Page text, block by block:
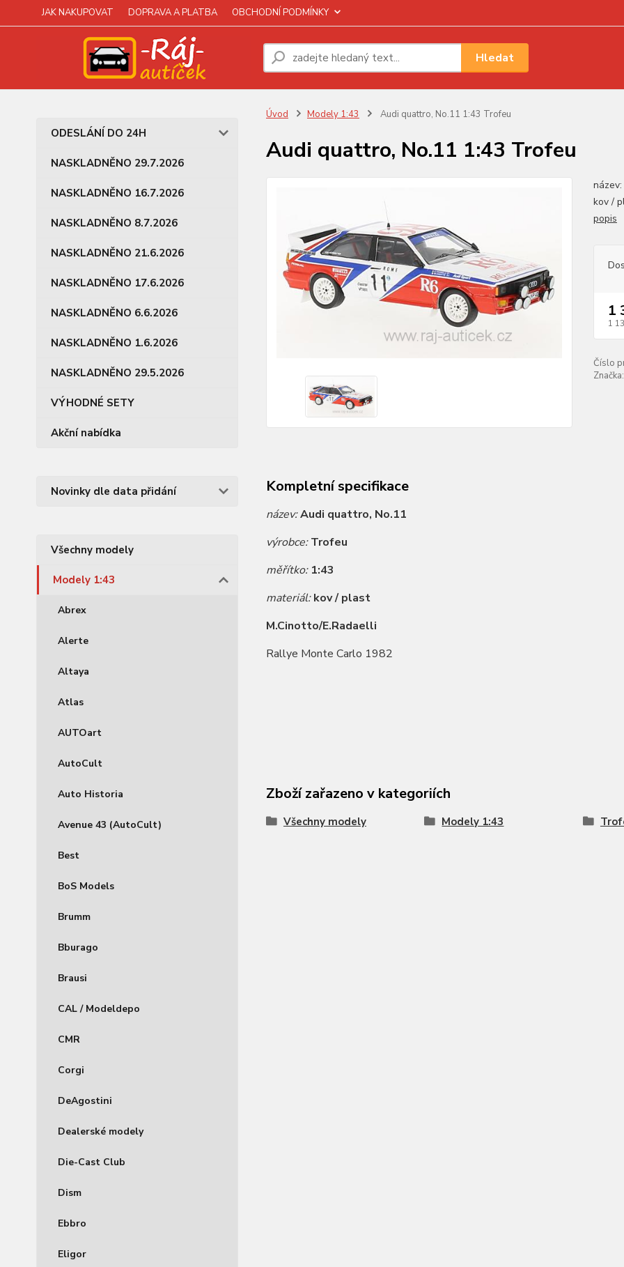
JAK NAKUPOVAT DOPRAVA A PLATBA OBCHODNÍ PODMÍNKY
Hledat
ODESLÁNÍ DO 24H
NASKLADNĚNO 29.7.2026
NASKLADNĚNO 16.7.2026
NASKLADNĚNO 8.7.2026
NASKLADNĚNO 21.6.2026
NASKLADNĚNO 17.6.2026
NASKLADNĚNO 6.6.2026
NASKLADNĚNO 1.6.2026
NASKLADNĚNO 29.5.2026
VÝHODNÉ SETY
Akční nabídka
Novinky dle data přidání
Všechny modely
Modely 1:43
Abrex
Alerte
Altaya
Atlas
AUTOart
AutoCult
Auto Historia
Avenue 43 (AutoCult)
Best
BoS Models
Brumm
Bburago
Brausi
CAL / Modeldepo
CMR
Corgi
DeAgostini
Dealerské modely
Die-Cast Club
Dism
Ebbro
Eligor
Úvod Modely 1:43 Audi quattro, No.11 1:43 Trofeu
Audi quattro, No.11 1:43 Trofeu
kov /
popis
1
1
Číslo
Značka:
Kompletní specifikace
název:Audi quattro, No.11
výrobce:Trofeu
měřítko: 1:43
materiál:kov / plast
M.Cinotto/E.Radaelli
Rallye Monte Carlo 1982
Zboží zařazeno v kategoriích
Všechny modely Modely 1:43